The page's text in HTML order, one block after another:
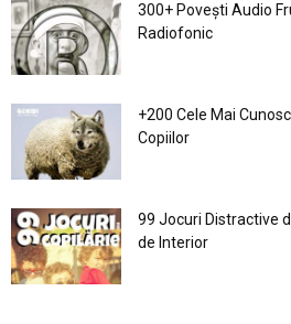
300+ Povești Audio
Radiofonic
+200 Cele Mai
Copiilor
99 Jocuri Distractive
de Interior